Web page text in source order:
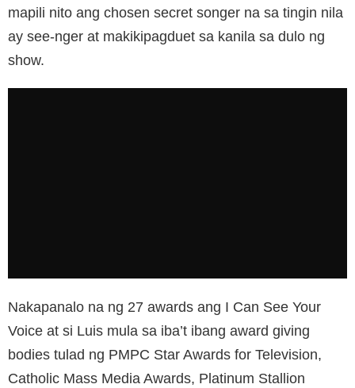
mapili nito ang chosen secret songer na sa tingin nila
ay see-nger at makikipagduet sa kanila sa dulo ng
show.
Nakapanalo na ng 27 awards ang I Can See Your
Voice at si Luis mula sa iba’t ibang award giving
bodies tulad ng PMPC Star Awards for Television,
Catholic Mass Media Awards, Platinum Stallion